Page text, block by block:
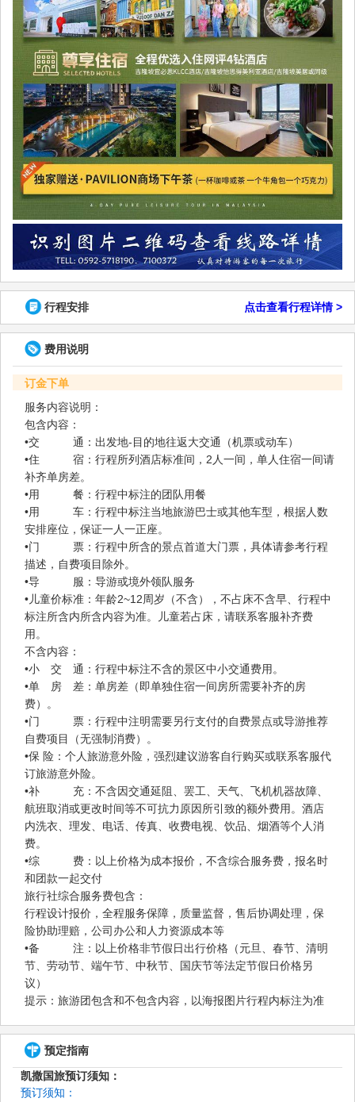
行程安排 点击查看行程详情 >
费用说明
订金下单
服务内容说明：
包含内容：
•交 通：出发地-目的地往返大交通（机票或动车）
•住 宿：行程所列酒店标准间，2人一间，单人住宿一间请
补齐单房差。
•用 餐：行程中标注的团队用餐
•用 车：行程中标注当地旅游巴士或其他车型，根据人数
安排座位，保证一人一正座。
•门 票：行程中所含的景点首道大门票，具体请参考行程
描述，自费项目除外。
•导 服：导游或境外领队服务
•儿童价标准：年龄2~12周岁（不含），不占床不含早、行程中
标注所含内所含内容为准。儿童若占床，请联系客服补齐费
用。
不含内容：
•小 交 通：行程中标注不含的景区中小交通费用。
•单 房 差：单房差（即单独住宿一间房所需要补齐的房
费）。
•门 票：行程中注明需要另行支付的自费景点或导游推荐
自费项目（无强制消费）。
•保 险：个人旅游意外险，强烈建议游客自行购买或联系客服代
订旅游意外险。
•补 充：不含因交通延阻、罢工、天气、飞机机器故障、
航班取消或更改时间等不可抗力原因所引致的额外费用。酒店
内洗衣、理发、电话、传真、收费电视、饮品、烟酒等个人消
费。
•综 费：以上价格为成本报价，不含综合服务费，报名时
和团款一起交付
旅行社综合服务费包含：
行程设计报价，全程服务保障，质量监督，售后协调处理，保
险协助理赔，公司办公和人力资源成本等
•备 注：以上价格非节假日出行价格（元旦、春节、清明
节、劳动节、端午节、中秋节、国庆节等法定节假日价格另
议）
提示：旅游团包含和不包含内容，以海报图片行程内标注为准
预定指南
凯撒国旅预订须知：
预订须知：